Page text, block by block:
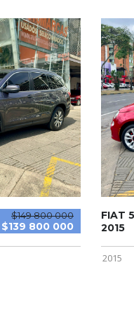
$149 800 000
$139 800 000
FIAT
2015
2015